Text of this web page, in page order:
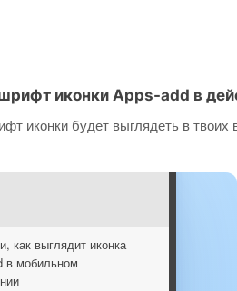
иконки Apps-add в
иконки будет выглядеть в
как выглядит иконка
в мобильном